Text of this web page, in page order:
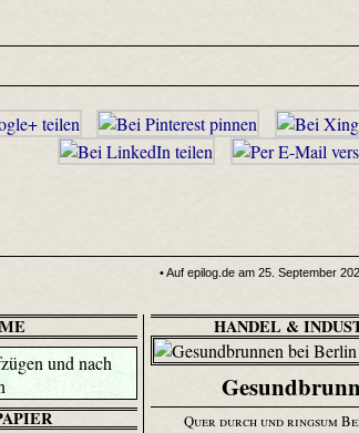
• Auf epilog.de am 25. September
HANDEL &
Quer durch und ringsum